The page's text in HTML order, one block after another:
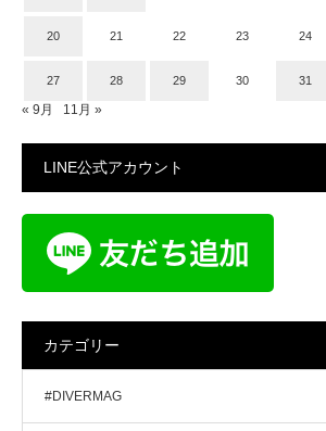
20 21 22 23 24
27 28 29 30 31
« 9月 11月 »
LINE公式アカウント
カテゴリー
#DIVERMAG